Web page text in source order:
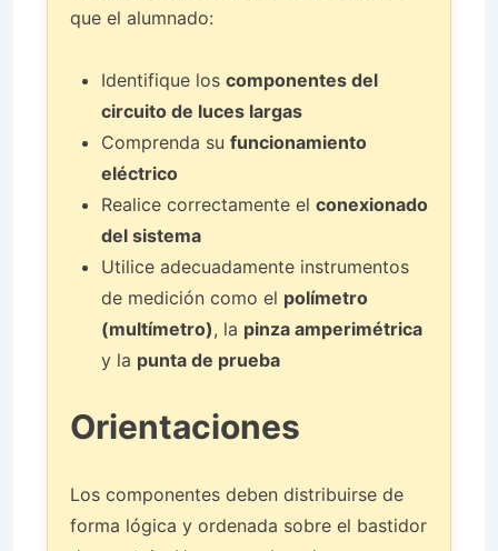
que el alumnado:
Identifique los componentes del
circuito de luces largas
Comprenda su funcionamiento
eléctrico
Realice correctamente el conexionado
del sistema
Utilice adecuadamente instrumentos
de medición como el polímetro
(multímetro), la pinza amperimétrica
y la punta de prueba
Orientaciones
Los componentes deben distribuirse de
forma lógica y ordenada sobre el bastidor